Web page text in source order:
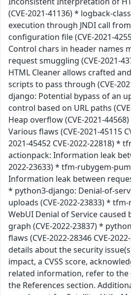
(CVE-2021-41136) * logback-
execution through JNDI call
configuration file (CVE-2021-
Control chars in header names
request smuggling (CVE-2021-
HTML Cleaner allows crafted
scripts to pass through (CVE-
django: Potential bypass of an
control based on URL paths
Heap overflow (CVE-2021-
Various flaws (CVE-2021-45115
2021-45452 CVE-2022-22818) *
actionpack: Information leak
2022-23633) * tfm-rubygem-
Information leak between
* python3-django: Denial-of-
uploads (CVE-2022-23833) *
WebUI Denial of Service
graph (CVE-2022-23837) *
flaws (CVE-2022-28346 CVE-
details about the security
impact, a CVSS score,
related information, refer to the
the References section.